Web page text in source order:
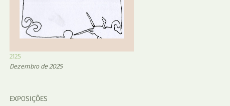
2125
Dezembro de 2025
EXPOSIÇÕES